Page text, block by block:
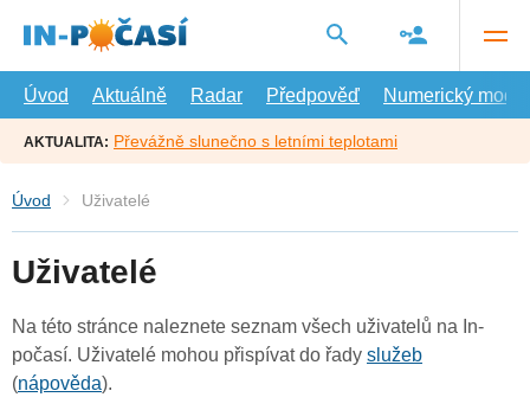
hlavní
Úvod
Aktuálně Radar Předpověď Numerický model
AKTUALITA: Převážně slunečno s letními teplotami
Úvod Uživatelé
Uživatelé
Na této stránce naleznete seznam všech uživatelů na In-
počasí. Uživatelé mohou přispívat do řady služeb
(nápověda).